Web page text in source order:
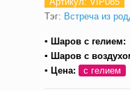
Тэг: Встреча из
▪ Шаров с гелием:
▪ Шаров с
▪ Цена:
с гелием